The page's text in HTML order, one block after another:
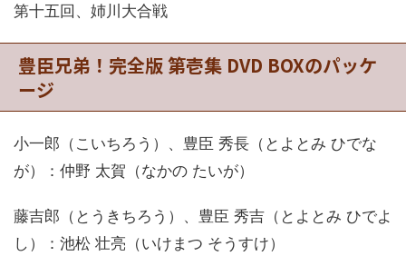
第十五回、姉川大合戦
豊臣兄弟！完全版 第壱集 DVD BOXのパッケ
ージ
小一郎（こいちろう）、豊臣 秀長（とよとみ ひでな
が）：仲野 太賀（なかの たいが）
藤吉郎（とうきちろう）、豊臣 秀吉（とよとみ ひでよ
し）：池松 壮亮（いけまつ そうすけ）